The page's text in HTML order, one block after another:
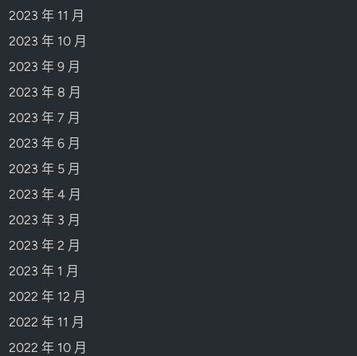
2023 年 11 月
2023 年 10 月
2023 年 9 月
2023 年 8 月
2023 年 7 月
2023 年 6 月
2023 年 5 月
2023 年 4 月
2023 年 3 月
2023 年 2 月
2023 年 1 月
2022 年 12 月
2022 年 11 月
2022 年 10 月